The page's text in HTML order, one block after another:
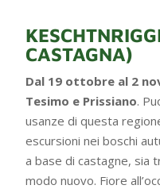
CASTAGNA)
Dal 19 ottobre al 2
Tesimo e Prissiano.
usanze di questa
escursioni nei boschi
a base di castagne, sia
modo nuovo. Fiore